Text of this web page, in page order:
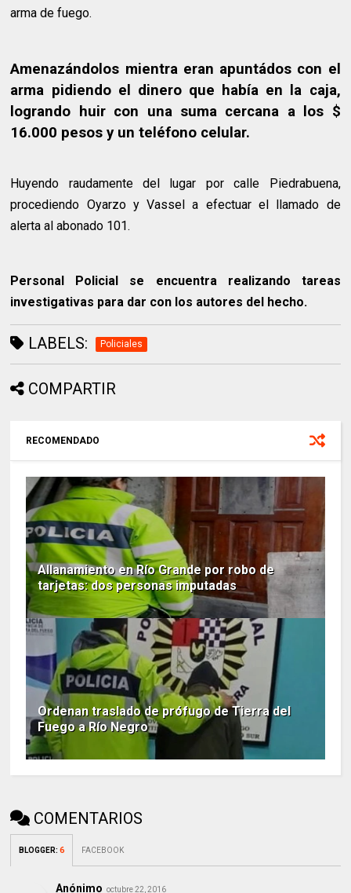
arma de fuego.
Amenazándolos mientra eran apuntádos con el
arma pidiendo el dinero que había en la caja,
logrando huir con una suma cercana a los $
16.000 pesos y un teléfono celular.
Huyendo raudamente del lugar por calle Piedrabuena,
procediendo Oyarzo y Vassel a efectuar el llamado de
alerta al abonado 101.
Personal Policial se encuentra realizando tareas
investigativas para dar con los autores del hecho.
LABELS: Policiales
COMPARTIR
RECOMENDADO
Allanamiento en Río Grande por robo de
tarjetas: dos personas imputadas
Ordenan traslado de prófugo de Tierra del
Fuego a Río Negro
COMENTARIOS
BLOGGER:6 FACEBOOK
Anónimo octubre 22, 2016